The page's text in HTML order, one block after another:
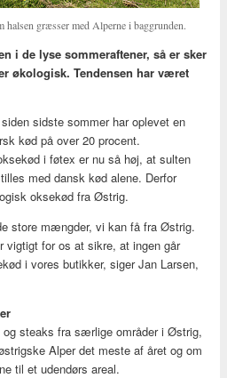
græsser med Alperne i baggrunden.
i de lyse sommeraftener, så er sker
økologisk. Tendensen har været
sidste sommer har oplevet en
kød på over 20 procent.
i føtex er nu så høj, at sulten
med dansk kød alene. Derfor
oksekød fra Østrig.
store mængder, vi kan få fra Østrig.
vigtigt for os at sikre, at ingen går
i vores butikker, siger Jan Larsen,
steaks fra særlige områder i Østrig,
Alper det meste af året og om
til et udendørs areal.